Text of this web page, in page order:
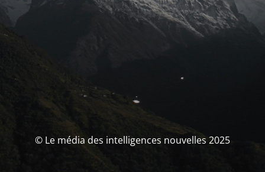
© Le média des intelligences nouvelles 2025